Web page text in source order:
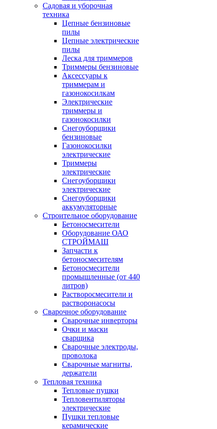
Садовая и уборочная
техника
Цепные бензиновые
пилы
Цепные электрические
пилы
Леска для триммеров
Триммеры бензиновые
Аксессуары к
триммерам и
газонокосилкам
Электрические
триммеры и
газонокосилки
Снегоуборщики
бензиновые
Газонокосилки
электрические
Триммеры
электрические
Снегоуборщики
электрические
Снегоуборщики
аккумуляторные
Строительное оборудование
Бетоносмесители
Оборудование ОАО
СТРОЙМАШ
Запчасти к
бетоносмесителям
Бетоносмесители
промышленные (от 440
литров)
Растворосмесители и
растворонасосы
Сварочное оборудование
Сварочные инверторы
Очки и маски
сварщика
Сварочные электроды,
проволока
Сварочные магниты,
держатели
Тепловая техника
Тепловые пушки
Тепловентиляторы
электрические
Пушки тепловые
керамические